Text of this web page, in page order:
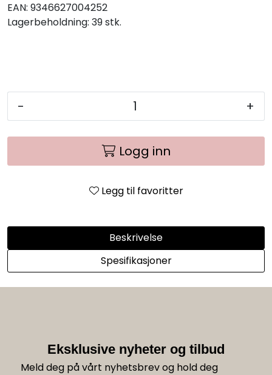
EAN: 9346627004252
Lagerbeholdning: 39 stk.
- +
Logg inn
Legg til favoritter
Beskrivelse
Spesifikasjoner
Eksklusive nyheter og tilbud
Meld deg på vårt nyhetsbrev og hold deg